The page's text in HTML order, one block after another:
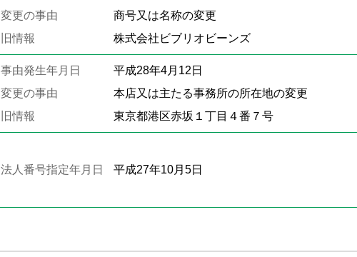
変更の事由
商号又は名称の変更
旧情報
株式会社ビブリオビーンズ
事由発生年月日
平成28年4月12日
変更の事由
本店又は主たる事務所の所在地の変更
旧情報
東京都港区赤坂１丁目４番７号
法人番号指定年月日 平成27年10月5日